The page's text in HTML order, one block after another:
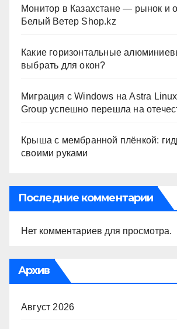
Монитор в Казахстане — рынок и
Белый Ветер Shop.kz
Какие горизонтальные
выбрать для окон?
Миграция с Windows на Astra
Group успешно перешла на
Крыша с мембранной плёнкой:
своими руками
Последние комментарии
Нет комментариев для просмотра.
Архив
Август 2026